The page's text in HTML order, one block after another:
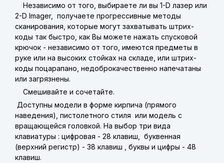
Независимо от того, выбираете ли вы 1-D лазер или
2-D Imager, получаете прогрессивные методы
сканирования, которые могут захватывать штрих-
коды так быстро, как Вы можете нажать спусковой
крючок - независимо от того, имеются предметы в
руке или на высоких стойках на складе, или штрих-
коды поцарапано, недоброкачественно напечатаны
или загрязнены.
Смешивайте и сочетайте.
Доступны модели в форме кирпича (прямого
наведения), пистолетного стиля или модель с
вращающейся головкой. На выбор три вида
клавиатуры : цифровая - 28 клавиш, буквенная
(верхний регистр) - 38 клавиш , буквы и цифры - 48
клавиш.